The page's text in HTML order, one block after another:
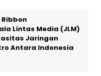
Ribbon
Lintas Media (JLM)
Jaringan
Antara Indonesia